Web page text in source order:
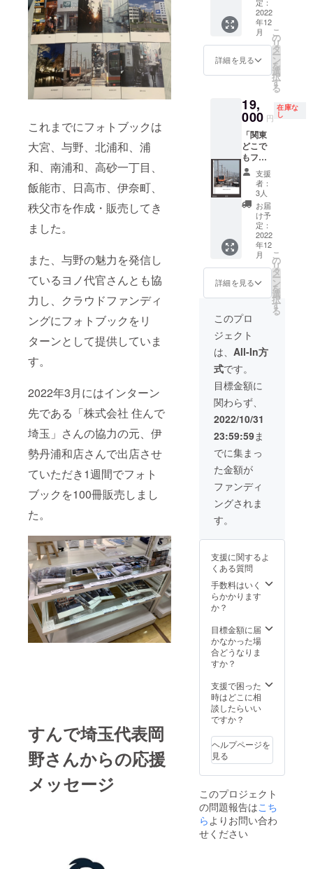
これまでにフォトブックは
大宮、与野、北浦和、浦
和、南浦和、高砂一丁目、
飯能市、日高市、伊奈町、
秩父市を作成・販売してき
ました。
また、与野の魅力を発信し
ているヨノ代官さんとも協
力し、クラウドファンディ
ングにフォトブックをリ
ターンとして提供していま
す。
2022年3月にはインターン
先である「株式会社 住んで
埼玉」さんの協力の元、伊
勢丹浦和店さんで出店させ
ていただき1週間でフォト
ブックを100冊販売しまし
た。
すんで埼玉代表岡
野さんからの応援
メッセージ
周辺」
や「○○
市」、
「○○
町」な
だける
と助か
りま
す。
フォト
ブック
は
A4,144
ページ
で、他
にも現
像した
写真を
数枚お
付けし
ます。
募集締
影を開
すの
で、
少々お
時間が
かかっ
てしま
うかも
しれま
ご了承
くださ
い。
千葉、
茨城、
栃木、
群馬ど
こでも)
の任意
の市町
フォト
ブック
(A4,144
ページ)
をお作
り致し
ます。
フォト
ブック
にして
欲しい
市町村
に関し
ては
「備考
欄」に
て連絡
す。 ※
希望の
地域が
埼玉県
内の場
合、今
後一般
販売さ
せてい
ただく
可能性
があり
ます。
一般販
売の場
合72
ページ
での販
する144
のもの
はクラ
ウド
ファン
とさせ
ていた
だきま
2022
年12
月
詳細を見る
こ
の
リ
タ
ー
ン
を
選
択
す
る
19,
000 円
在庫な
し
「関東
どこで
もフォ
トブッ
ク+埼玉
県全市
町村
フォト
ブッ
ク」 埼
玉県全
市町村
を載せ
たフォ
トブッ
クと、
関東(東
京、埼
玉、神
奈川、
千葉、
茨城、
栃木、
群馬ど
こでも)
の任意
の市町
村の
フォト
ブック
(A4,144
ページ)
をお作
り致し
ブック
欲しい
市町村
に関し
ては
「備考
て連絡
をお願
いしま
す。 ※
地域が
埼玉県
内の場
合、今
販売さ
せてい
ただく
可能性
ます。
一般販
売の場
合72
ページ
支援
者：
3人
お届
け予
定：
2022
年12
月
詳細を見る
こ
の
リ
タ
ー
ン
を
選
択
す
る
このプロ
ジェクト
は、 All-In方
式です。
目標金額に
関わらず、
2022/10/31
23:59:59ま
でに集まっ
た金額が
ファンディ
ングされま
す。
支援に関するよ
くある質問
手数料はいく
らかかります
か？
目標金額に届
かなかった場
合どうなりま
すか？
支援で困った
時はどこに相
談したらいい
ですか？
ヘルプページを
見る
このプロジェクト
の問題報告はこち
ら よりお問い合わ
せください